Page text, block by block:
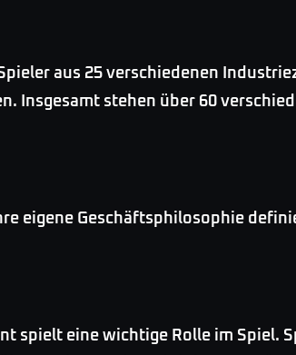
aus 25 verschiedenen
Insgesamt stehen über 60
eigene Geschäftsphilosophie
spielt eine wichtige Rolle im Spiel.